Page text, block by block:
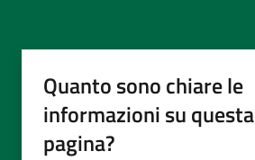
Quanto sono chiare le
informazioni su questa
pagina?